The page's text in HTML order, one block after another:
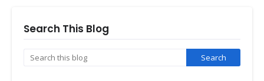
Search This Blog